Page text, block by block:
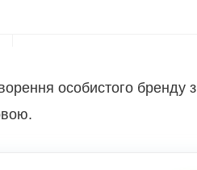
особистого бренду з